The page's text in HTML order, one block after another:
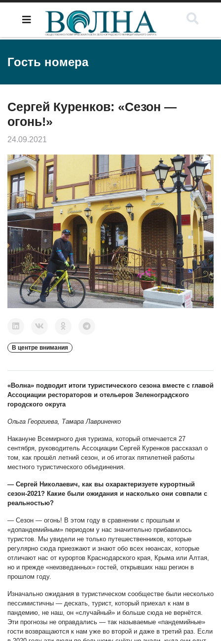
Гость номера
Сергей Куренков: «Сезон —
огонь!»
24.09.2021
В центре внимания
«Волна» подводит итоги туристического сезона вместе с главой
Ассоциации рестораторов и отельеров Зеленоградского
городского округа
Ольга Георгиева, Тамара Лавриненко
Накануне Всемирного дня туризма, который отмечается 27
сентября, руководитель Ассоциации Сергей Куренков рассказал о
том, как прошёл летний сезон, и об итогах пятилетней работы
местного туристического объединения.
— Сергей Николаевич, как вы охарактеризуете курортный
сезон-2021? Какие были ожидания и насколько они совпали с
реальностью?
— Сезон — огонь! В этом году в сравнении с прошлым и
«допандемийным» периодом у нас значительно прибавилось
туристов. Мы увидели не только путешественников, которые
регулярно сюда приезжают и знают обо всех нюансах, которые
отличают нас от курортов Краснодарского края, Крыма или Алтая,
но и прежде «неизведанных» гостей, открывших наш регион в
прошлом году.
Изначально ожидания в туристическом сообществе были несколько
пессимистичны — дескать, турист, который приехал к нам в
пандемию, не наш, он «случайный» и больше сюда не вернётся.
Эти прогнозы не оправдались — так называемые «пандемийные»
гости возвращаются к нам уже во второй и даже в третий раз. Если